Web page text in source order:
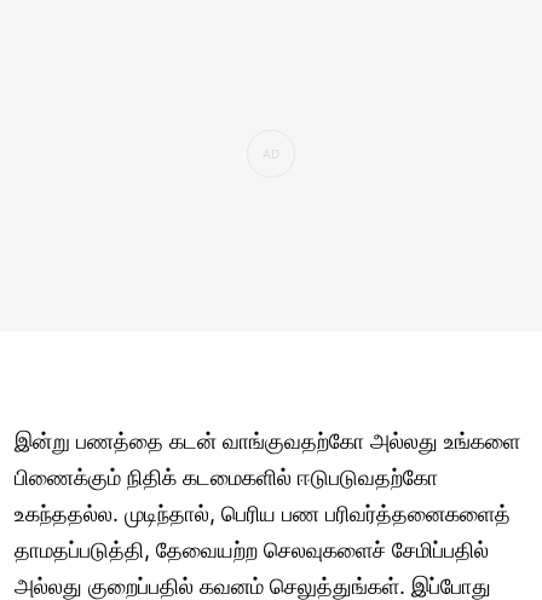
இன்று பணத்தை கடன் வாங்குவதற்கோ அல்லது உங்களை
பிணைக்கும் நிதிக் கடமைகளில் ஈடுபடுவதற்கோ
உகந்ததல்ல. முடிந்தால், பெரிய பண பரிவர்த்தனைகளைத்
தாமதப்படுத்தி, தேவையற்ற செலவுகளைச் சேமிப்பதில்
அல்லது குறைப்பதில் கவனம் செலுத்துங்கள். இப்போது